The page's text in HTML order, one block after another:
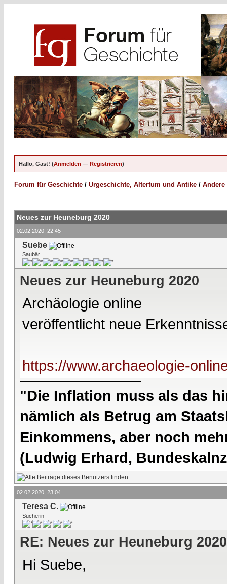
Hallo, Gast! (Anmelden — Registrieren)
Forum für Geschichte / Urgeschichte, Altertum und Antike /
Neues zur Heuneburg 2020
02.02.2020, 22:45
Suebe
Saubär
Neues zur Heuneburg 2020
Archäologie online
veröffentlicht neue
https://www.archaeologie-
"Die Inflation muss als das
nämlich als Betrug am
Einkommens, aber noch
(Ludwig Erhard,
02.02.2020, 23:04
Teresa C.
Sucherin
RE: Neues zur Heuneburg 2020
Hi Suebe,